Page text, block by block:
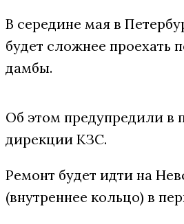
В середине мая в
будет сложнее проехать
дамбы.
Об этом предупредили в
дирекции КЗС.
Ремонт будет идти на
(внутреннее кольцо) в